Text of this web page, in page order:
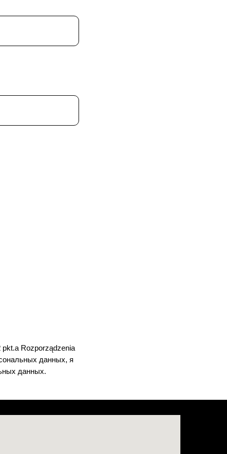
Rozporządzenia
данных, я
данных.